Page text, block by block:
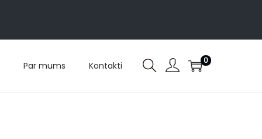
Par mums Kontakti 0